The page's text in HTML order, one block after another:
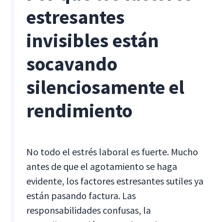
estresantes
invisibles están
socavando
silenciosamente el
rendimiento
No todo el estrés laboral es fuerte. Mucho
antes de que el agotamiento se haga
evidente, los factores estresantes sutiles ya
están pasando factura. Las
responsabilidades confusas, la